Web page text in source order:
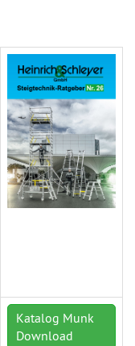
Katalog Munk
Download